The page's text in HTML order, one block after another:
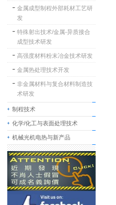
金属成型制程外部耗材工艺研
发
特殊射出技术/金属-异质接合
成型技术研发
高强度材料粉末冶金技术研发
金属热处理技术开发
非金属材料与复合材料制造技
术研发
制程技术
化学/化工与表面处理技术
机械光机电热与新产品